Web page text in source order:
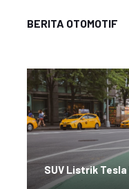
BERITA OTOMOTIF
SUV Listrik